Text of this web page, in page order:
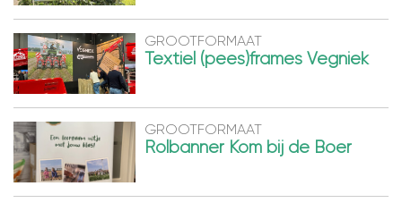
GROOTFORMAAT
Textiel (pees)frames Vegniek
GROOTFORMAAT
Rolbanner Kom bij de Boer